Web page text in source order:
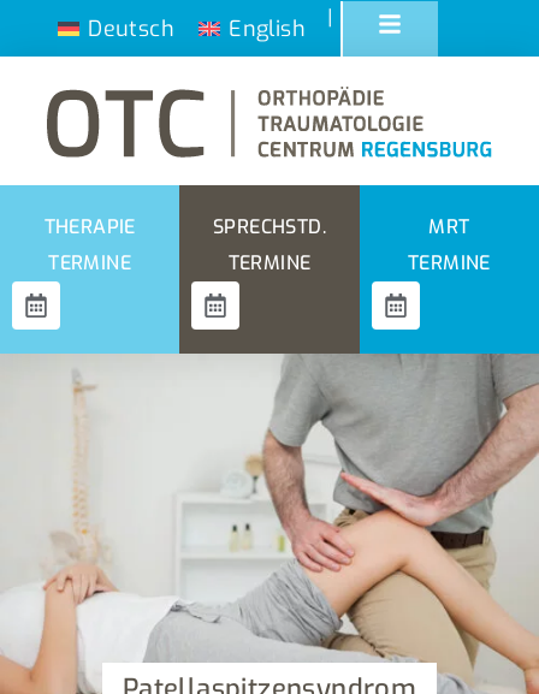
Deutsch English |
THERAPIE
TERMINE
SPRECHSTD.
TERMINE
MRT
TERMINE